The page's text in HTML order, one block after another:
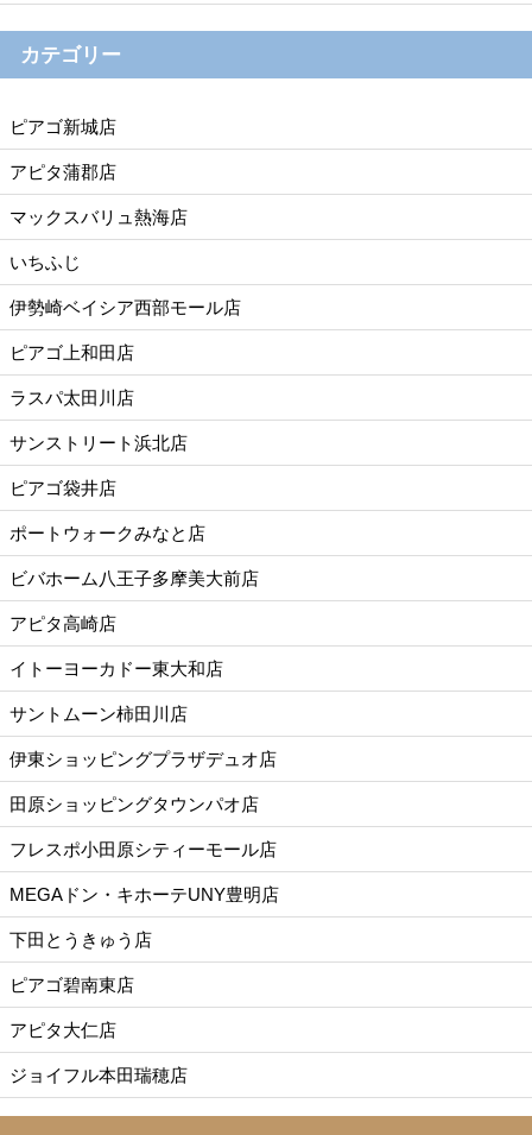
カテゴリー
ピアゴ新城店
アピタ蒲郡店
マックスバリュ熱海店
いちふじ
伊勢崎ベイシア西部モール店
ピアゴ上和田店
ラスパ太田川店
サンストリート浜北店
ピアゴ袋井店
ポートウォークみなと店
ビバホーム八王子多摩美大前店
アピタ高崎店
イトーヨーカドー東大和店
サントムーン柿田川店
伊東ショッピングプラザデュオ店
田原ショッピングタウンパオ店
フレスポ小田原シティーモール店
MEGAドン・キホーテUNY豊明店
下田とうきゅう店
ピアゴ碧南東店
アピタ大仁店
ジョイフル本田瑞穂店